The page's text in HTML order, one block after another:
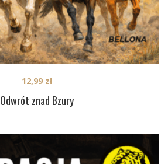
Odwrót znad Bzury
12,99 zł